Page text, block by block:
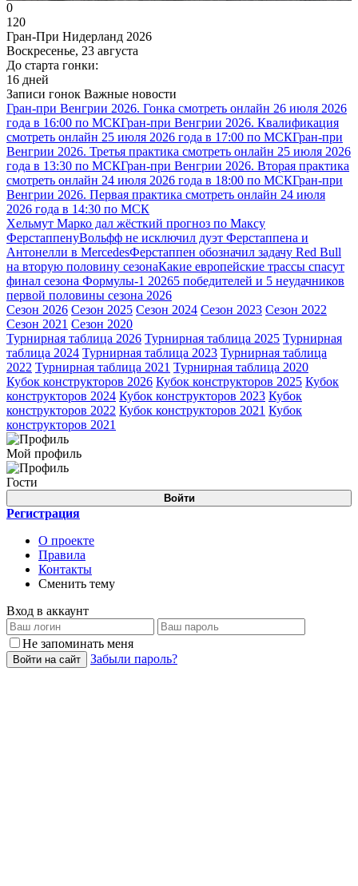
0
120
Гран-При Нидерланд 2026
Воскресенье, 23 августа
До старта гонки:
16 дней
Записи гонок Важные новости
Гран-при Венгрии 2026. Гонка смотреть онлайн 26 июля 2026
года в 16:00 по МСКГран-при Венгрии 2026. Квалификация
смотреть онлайн 25 июля 2026 года в 17:00 по МСКГран-при
Венгрии 2026. Третья практика смотреть онлайн 25 июля 2026
года в 13:30 по МСКГран-при Венгрии 2026. Вторая практика
смотреть онлайн 24 июля 2026 года в 18:00 по МСКГран-при
Венгрии 2026. Первая практика смотреть онлайн 24 июля
2026 года в 14:30 по МСК
Хельмут Марко дал жёсткий прогноз по Максу
ФерстаппенуВольфф не исключил дуэт Ферстаппена и
Антонелли в MercedesФерстаппен обозначил задачу Red Bull
на вторую половину сезонаКакие европейские трассы спасут
финал сезона Формулы-1 20265 победителей и 5 неудачников
первой половины сезона 2026
Сезон 2026 Сезон 2025 Сезон 2024 Сезон 2023 Сезон 2022
Сезон 2021 Сезон 2020
Турнирная таблица 2026 Турнирная таблица 2025 Турнирная
таблица 2024 Турнирная таблица 2023 Турнирная таблица
2022 Турнирная таблица 2021 Турнирная таблица 2020
Кубок конструкторов 2026 Кубок конструкторов 2025 Кубок
конструкторов 2024 Кубок конструкторов 2023 Кубок
конструкторов 2022 Кубок конструкторов 2021 Кубок
конструкторов 2021
Мой профиль
Гости
Войти
Регистрация
О проекте
Правила
Контакты
Сменить тему
Вход в аккаунт
Не запоминать меня
Войти на сайт Забыли пароль?